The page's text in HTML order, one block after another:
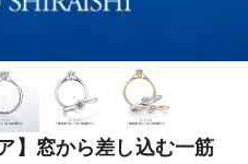
】窓から差し込む一筋